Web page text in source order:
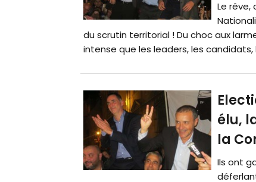
Le rêve,
du scrutin territorial ! Du choc aux
intense que les leaders, les candidats,
élu,
la
Ils ont